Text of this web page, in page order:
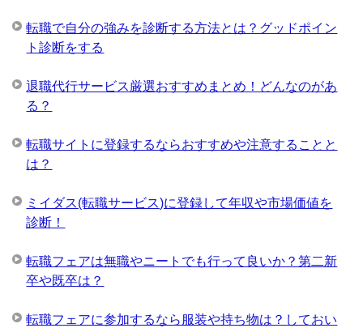
転職で自分の強みを診断する方法とは？グッドポイン
ト診断をする
退職代行サービス厳選おすすめまとめ！どんなのがあ
る？
転職サイトに登録するならおすすめや注意することと
は？
ミイダス(転職サービス)に登録して年収や市場価値を
診断！
転職フェアは無職やニートでも行って良いか？第二新
卒や既卒は？
転職フェアに参加するなら服装や持ち物は？しておい